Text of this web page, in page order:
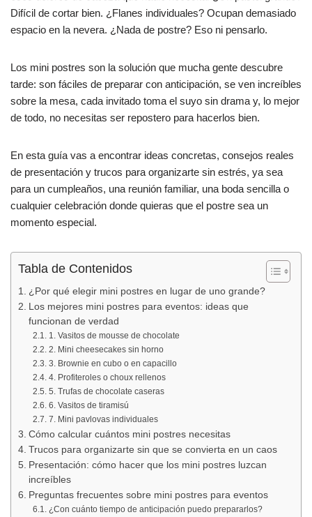
e
b
o
o
k
s
A
p
p
ar
tir
Difícil de cortar bien. ¿Flanes individuales? Ocupan demasiado
espacio en la nevera. ¿Nada de postre? Eso ni pensarlo.
Los mini postres son la solución que mucha gente descubre
tarde: son fáciles de preparar con anticipación, se ven increíbles
sobre la mesa, cada invitado toma el suyo sin drama y, lo mejor
de todo, no necesitas ser repostero para hacerlos bien.
En esta guía vas a encontrar ideas concretas, consejos reales
de presentación y trucos para organizarte sin estrés, ya sea
para un cumpleaños, una reunión familiar, una boda sencilla o
cualquier celebración donde quieras que el postre sea un
momento especial.
Tabla de Contenidos
¿Por qué elegir mini postres en lugar de uno grande?
Los mejores mini postres para eventos: ideas que
funcionan de verdad
1. Vasitos de mousse de chocolate
2. Mini cheesecakes sin horno
3. Brownie en cubo o en capacillo
4. Profiteroles o choux rellenos
5. Trufas de chocolate caseras
6. Vasitos de tiramisú
7. Mini pavlovas individuales
Cómo calcular cuántos mini postres necesitas
Trucos para organizarte sin que se convierta en un caos
Presentación: cómo hacer que los mini postres luzcan
increíbles
Preguntas frecuentes sobre mini postres para eventos
¿Con cuánto tiempo de anticipación puedo prepararlos?